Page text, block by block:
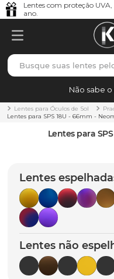
Lentes com proteção
ano.
Busque suas lentes
Não sabe
Lentes para Óculos de Sol
Lentes para SPS 18U - 66mm -
Lentes para
Lentes
Lentes não
TERMOS MAIS
1º borrachas
holbrook
5º chaves
6º t-shock
7º gasket
8º parafusos
9º latch